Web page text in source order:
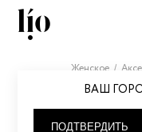
ВАШ
ПОДТВЕРДИТЬ
Женское